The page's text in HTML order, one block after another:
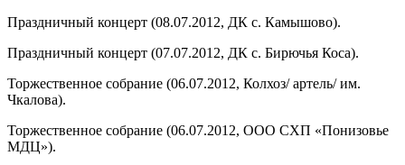
Праздничный концерт (08.07.2012, ДК с. Камышово).
Праздничный концерт (07.07.2012, ДК с. Бирючья Коса).
Торжественное собрание (06.07.2012, Колхоз/ артель/ им.
Чкалова).
Торжественное собрание (06.07.2012, ООО СХП «Понизовье
МДЦ»).